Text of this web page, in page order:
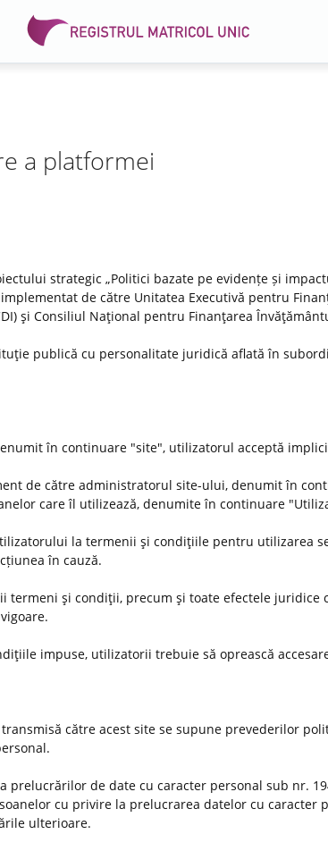
a platformei
strategic „Politici bazate pe evidențe și
implementat de către Unitatea Executivă pentru
şi Consiliul Naţional pentru Finanţarea
publică cu personalitate juridică aflată în
în continuare "site", utilizatorul acceptă
de către administratorul site-ului, denumit în
care îl utilizează, denumite în continuare
la termenii şi condiţiile pentru utilizarea
în cauză.
şi condiţii, precum şi toate efectele juridice
impuse, utilizatorii trebuie să oprească
către acest site se supune prevederilor
prelucrărilor de date cu caracter personal sub nr.
cu privire la prelucrarea datelor cu caracter
ulterioare.